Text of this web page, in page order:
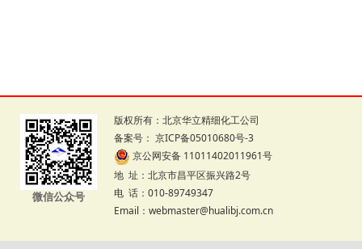
微信公众号
版权所有：北京华立精细化工公司
备案号： 京ICP备05010680号-3
京公网安备 11011402011961号
地 址：北京市昌平区振兴路2号
电 话：010-89749347
Email：webmaster@hualibj.com.cn